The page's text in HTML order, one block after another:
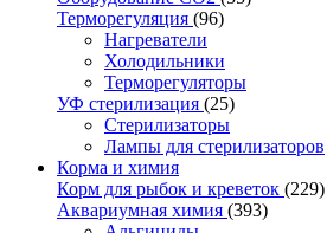
Терморегуляция (96)
Нагреватели
Холодильники
Терморегуляторы
УФ стерилизация (25)
Стерилизаторы
Лампы для стерилизаторов
Корма и химия
Корм для рыбок и креветок (229)
Аквариумная химия (393)